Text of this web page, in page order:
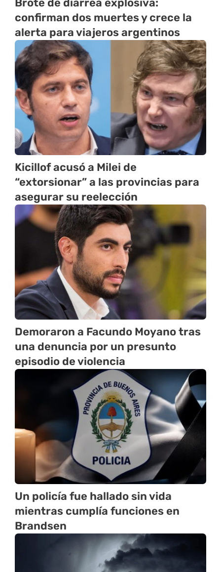
Brote de diarrea explosiva:
confirman dos muertes y crece la
alerta para viajeros argentinos
Kicillof acusó a Milei de
“extorsionar” a las provincias para
asegurar su reelección
Demoraron a Facundo Moyano tras
una denuncia por un presunto
episodio de violencia
Un policía fue hallado sin vida
mientras cumplía funciones en
Brandsen